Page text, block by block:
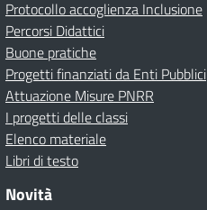
Protocollo accoglienza Inclusione
Percorsi Didattici
Buone pratiche
Progetti finanziati da Enti Pubblici
Attuazione Misure PNRR
I progetti delle classi
Elenco materiale
Libri di testo
Novità